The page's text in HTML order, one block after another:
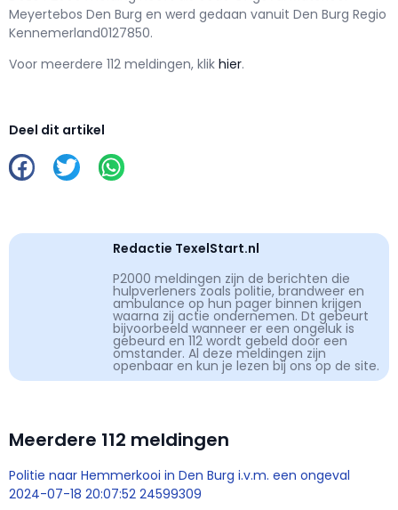
Meyertebos Den Burg en werd gedaan vanuit Den Burg Regio
Kennemerland0127850.
Voor meerdere 112 meldingen, klik hier.
Deel dit artikel
Redactie TexelStart.nl
P2000 meldingen zijn de berichten die
hulpverleners zoals politie, brandweer en
ambulance op hun pager binnen krijgen
waarna zij actie ondernemen. Dt gebeurt
bijvoorbeeld wanneer er een ongeluk is
gebeurd en 112 wordt gebeld door een
omstander. Al deze meldingen zijn
openbaar en kun je lezen bij ons op de site.
Meerdere 112 meldingen
Politie naar Hemmerkooi in Den Burg i.v.m. een ongeval
2024-07-18 20:07:52 24599309